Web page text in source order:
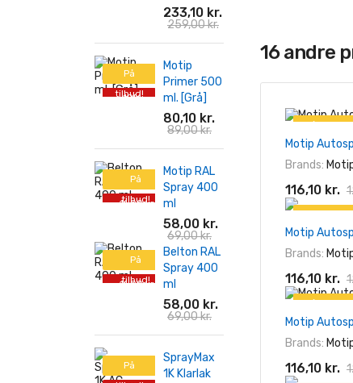
233,10 kr.
259,00 kr.
På
tilbud!
-10%
Motip
Primer 500
ml. [Grå]
80,10 kr.
89,00 kr.
På
tilbud!
-11,00 kr.
Motip RAL
Spray 400
ml
58,00 kr.
69,00 kr.
På
tilbud!
-11,00 kr.
Belton RAL
Spray 400
ml
58,00 kr.
69,00 kr.
På
SprayMax
1K Klarlak
16 andre
På tilbud!
-10%
Motip
Brands:
116,10 kr.
På tilbud!
-10%
Motip
Brands:
116,10 kr.
På tilbud!
-10%
Motip
Brands:
116,10 kr.